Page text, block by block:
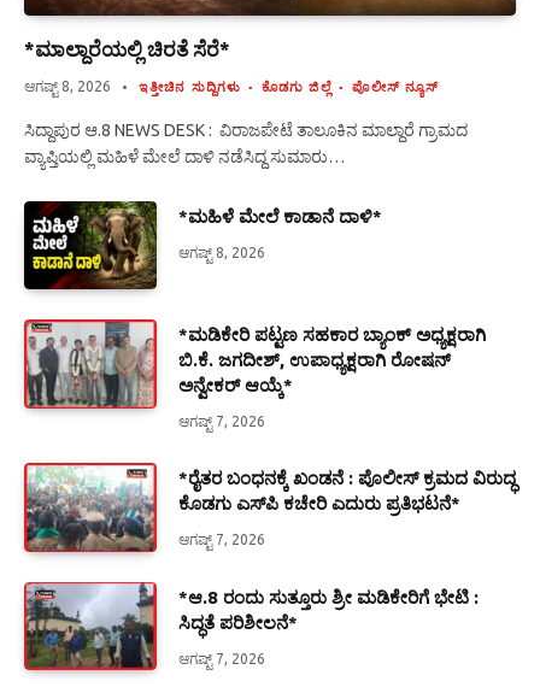
*ಮಾಲ್ದಾರೆಯಲ್ಲಿ ಚಿರತೆ ಸೆರೆ*
ಆಗಷ್ಟ್ 8, 2026 ಇತ್ತೀಚಿನ ಸುದ್ದಿಗಳು ಕೊಡಗು ಜಿಲ್ಲೆ ಪೊಲೀಸ್ ನ್ಯೂಸ್
ಸಿದ್ದಾಪುರ ಆ.8 NEWS DESK : ವಿರಾಜಪೇಟೆ ತಾಲೂಕಿನ ಮಾಲ್ದಾರೆ ಗ್ರಾಮದ
ವ್ಯಾಪ್ತಿಯಲ್ಲಿ ಮಹಿಳೆ ಮೇಲೆ ದಾಳಿ ನಡೆಸಿದ್ದ ಸುಮಾರು…
*ಮಹಿಳೆ ಮೇಲೆ ಕಾಡಾನೆ ದಾಳಿ*
ಆಗಷ್ಟ್ 8, 2026
*ಮಡಿಕೇರಿ ಪಟ್ಟಣ ಸಹಕಾರ ಬ್ಯಾಂಕ್ ಅಧ್ಯಕ್ಷರಾಗಿ
ಬಿ.ಕೆ. ಜಗದೀಶ್, ಉಪಾಧ್ಯಕ್ಷರಾಗಿ ರೋಷನ್
ಅನ್ವೇಕರ್ ಆಯ್ಕೆ*
ಆಗಷ್ಟ್ 7, 2026
*ರೈತರ ಬಂಧನಕ್ಕೆ ಖಂಡನೆ : ಪೊಲೀಸ್ ಕ್ರಮದ ವಿರುದ್ಧ
ಕೊಡಗು ಎಸ್‍ಪಿ ಕಚೇರಿ ಎದುರು ಪ್ರತಿಭಟನೆ*
ಆಗಷ್ಟ್ 7, 2026
*ಆ.8 ರಂದು ಸುತ್ತೂರು ಶ್ರೀ ಮಡಿಕೇರಿಗೆ ಭೇಟಿ :
ಸಿದ್ಧತೆ ಪರಿಶೀಲನೆ*
ಆಗಷ್ಟ್ 7, 2026